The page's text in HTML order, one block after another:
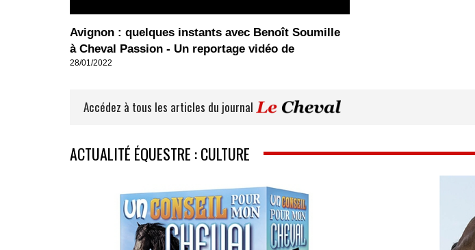
Avignon : quelques instants avec Benoît Soumille
à Cheval Passion - Un reportage vidéo de
28/01/2022
Accédez à tous les articles du journal
ACTUALITÉ ÉQUESTRE : CULTURE